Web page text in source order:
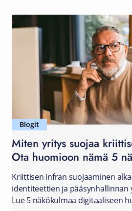
Blogit
Miten yritys suojaa
Ota huomioon nämä 5
Kriittisen infran suojaaminen
identiteettien ja pääsynhallinnan
Lue 5 näkökulmaa digitaaliseen